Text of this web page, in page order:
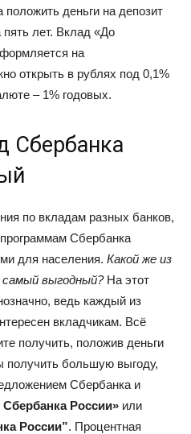
деньги на депозит
лет. Вклад «До
на
открыть в рублях под 0,1%
– 1% годовых.
Сбербанка
по вкладам разных банков,
Сбербанка
для населения. Какой же из
самый выгодный?На этот
ведь каждый из
вкладчикам. Всё
получить, положив деньги
получить большую выгоду,
Сбербанка и
России» или
России”. Процентная